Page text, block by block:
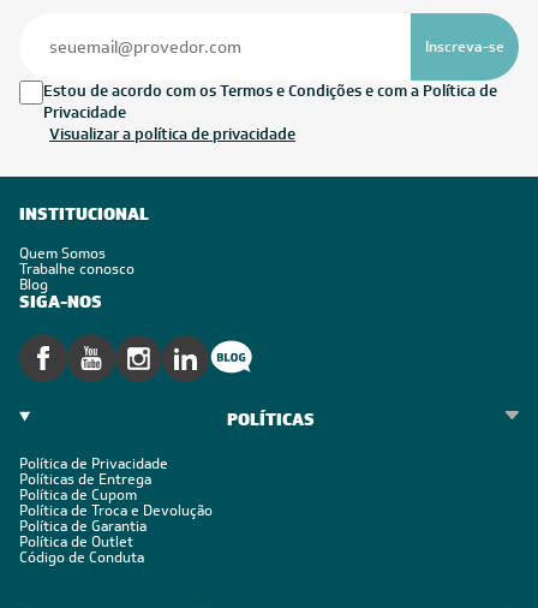
Inscreva-se
Estou de acordo com os Termos e Condições e com a Política de
Privacidade
Visualizar a política de privacidade
INSTITUCIONAL
Quem Somos
Trabalhe conosco
Blog
SIGA-NOS
POLÍTICAS
Política de Privacidade
Políticas de Entrega
Política de Cupom
Política de Troca e Devolução
Política de Garantia
Política de Outlet
Código de Conduta